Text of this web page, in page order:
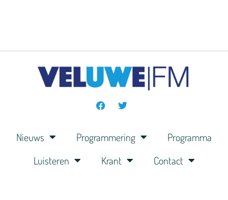
Nieuws Programmering
Programma
Luisteren
Krant Contact